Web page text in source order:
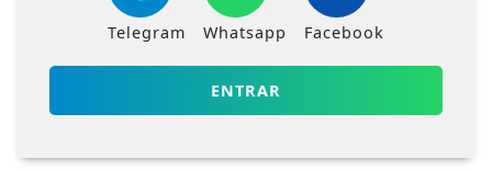
Telegram Whatsapp Facebook
ENTRAR